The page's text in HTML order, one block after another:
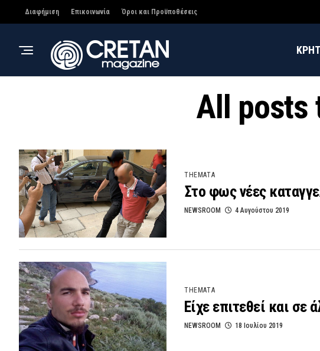
Διαφήμιση Επικοινωνία Όροι και Προϋποθέσεις
All posts
THEMATA
Στο φως νέες
NEWSROOM 4 Αυγούστου 2019
THEMATA
Είχε επιτεθεί και σε
NEWSROOM 18 Ιουλίου 2019